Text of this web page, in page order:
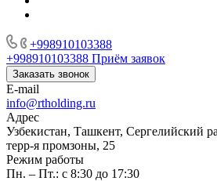
+998910103388
+998910103388 Приём заявок
Заказать звонок
E-mail
info@rtholding.ru
Адрес
Узбекистан, Ташкент, Сергелийский
терр-я промзоны, 25
Режим работы
Пн. – Пт.: с 8:30 до 17:30